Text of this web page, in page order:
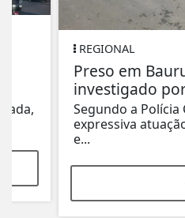
REGIONAL
Preso em Bauru
investigado por
Segundo a Polícia Civil,
expressiva atuação no